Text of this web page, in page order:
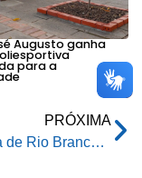
Augusto ganha
para a
PRÓXIMA
Prefeitura de Rio Branco promove ação educativa sobre segurança no trânsito para estudantes da Vila Acre